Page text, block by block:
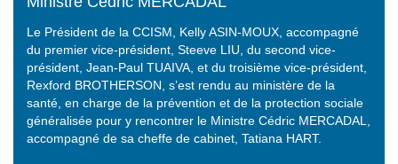
Le Président de la CCISM, Kelly ASIN-MOUX, accompagné
du premier vice-président, Steeve LIU, du second vice-
président, Jean-Paul TUAIVA, et du troisième vice-président,
Rexford BROTHERSON, s’est rendu au ministère de la
santé, en charge de la prévention et de la protection sociale
généralisée pour y rencontrer le Ministre Cédric MERCADAL,
accompagné de sa cheffe de cabinet, Tatiana HART.